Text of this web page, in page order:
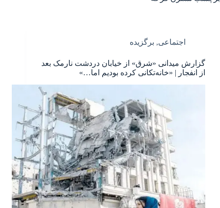
اجتماعی, برگزیده
گزارش میدانی «شرق» از خیابان دردشت نارمک بعد
از انفجار | «خانه‌تکانی کرده بودیم اما…»